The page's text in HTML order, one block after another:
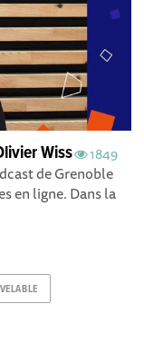
1849
Wiss
de Grenoble
en ligne. Dans la